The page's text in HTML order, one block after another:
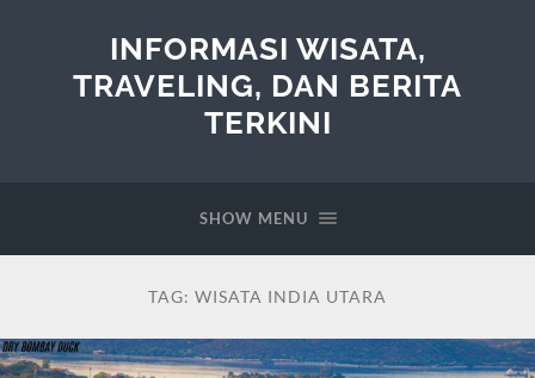
INFORMASI WISATA,
TRAVELING, DAN BERITA
TERKINI
SHOW MENU
TAG: WISATA INDIA UTARA